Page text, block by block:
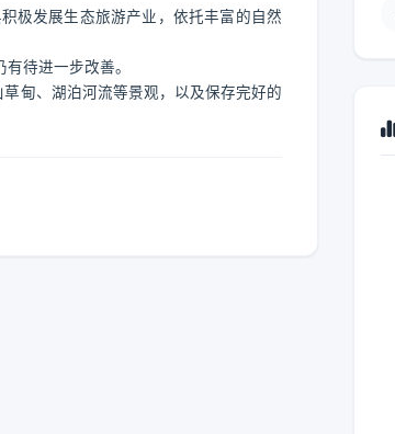
极发展生态旅游产业，依托丰富的自然
待进一步改善。
甸、湖泊河流等景观，以及保存完好的